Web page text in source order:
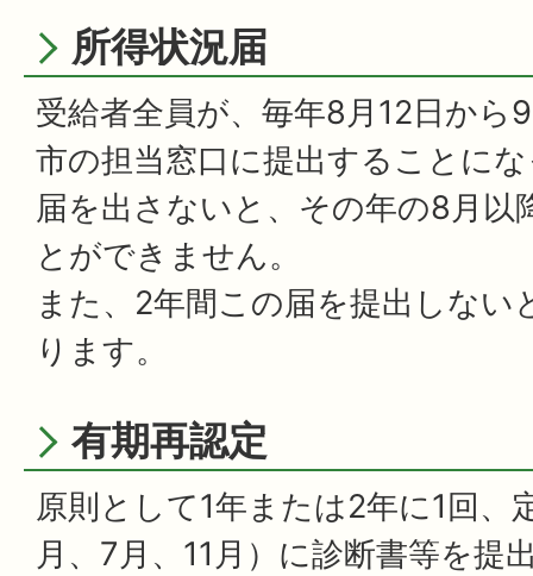
所得状況届
受給者全員が、毎年8月12日から
市の担当窓口に提出することに
届を出さないと、その年の8月以
とができません。
また、2年間この届を提出しない
ります。
有期再認定
原則として1年または2年に1回、
月、7月、11月）に診断書等を提